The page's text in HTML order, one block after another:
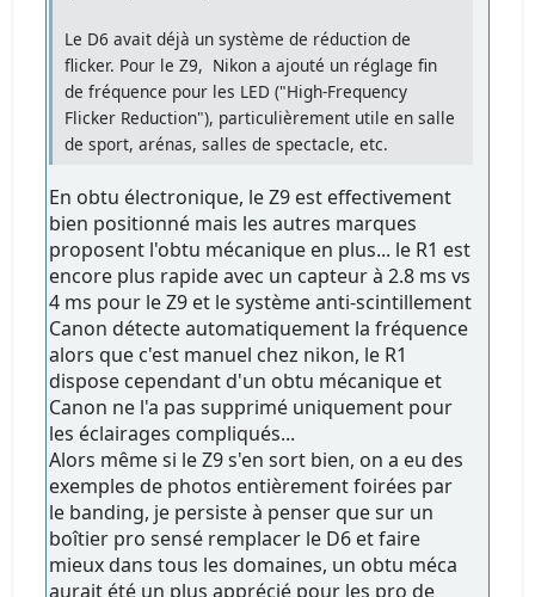
Le D6 avait déjà un système de réduction de
flicker. Pour le Z9, Nikon a ajouté un réglage fin
de fréquence pour les LED ("High-Frequency
Flicker Reduction"), particulièrement utile en salle
de sport, arénas, salles de spectacle, etc.
En obtu électronique, le Z9 est effectivement
bien positionné mais les autres marques
proposent l'obtu mécanique en plus... le R1 est
encore plus rapide avec un capteur à 2.8 ms vs
4 ms pour le Z9 et le système anti-scintillement
Canon détecte automatiquement la fréquence
alors que c'est manuel chez nikon, le R1
dispose cependant d'un obtu mécanique et
Canon ne l'a pas supprimé uniquement pour
les éclairages compliqués...
Alors même si le Z9 s'en sort bien, on a eu des
exemples de photos entièrement foirées par
le banding, je persiste à penser que sur un
boîtier pro sensé remplacer le D6 et faire
mieux dans tous les domaines, un obtu méca
aurait été un plus apprécié pour les pro de